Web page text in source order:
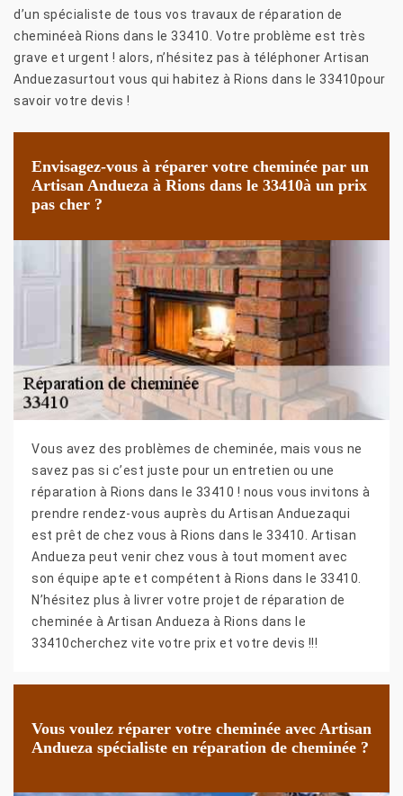
d’un spécialiste de tous vos travaux de réparation de
cheminéeà Rions dans le 33410. Votre problème est très
grave et urgent ! alors, n’hésitez pas à téléphoner Artisan
Anduezasurtout vous qui habitez à Rions dans le 33410pour
savoir votre devis !
Envisagez-vous à réparer votre cheminée par un
Artisan Andueza à Rions dans le 33410à un prix
pas cher ?
Vous avez des problèmes de cheminée, mais vous ne
savez pas si c’est juste pour un entretien ou une
réparation à Rions dans le 33410 ! nous vous invitons à
prendre rendez-vous auprès du Artisan Anduezaqui
est prêt de chez vous à Rions dans le 33410. Artisan
Andueza peut venir chez vous à tout moment avec
son équipe apte et compétent à Rions dans le 33410.
N’hésitez plus à livrer votre projet de réparation de
cheminée à Artisan Andueza à Rions dans le
33410cherchez vite votre prix et votre devis !!!
Vous voulez réparer votre cheminée avec Artisan
Andueza spécialiste en réparation de cheminée ?